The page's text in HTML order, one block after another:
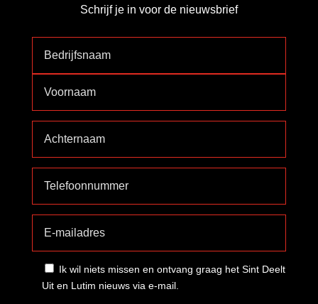
Schrijf je in voor de nieuwsbrief
Ik wil niets missen en ontvang graag het Sint Deelt
Uit en Lutim nieuws via e-mail.